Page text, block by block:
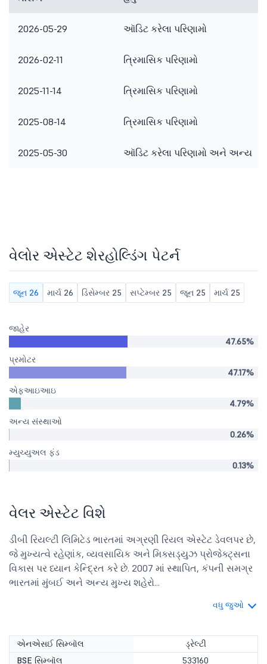
2026-05-29 ઑડિટ કરેલા પરિણામો
2026-02-11 ત્રિમાસિક પરિણામો
2025-11-14 ત્રિમાસિક પરિણામો
2025-08-14 ત્રિમાસિક પરિણામો
2025-05-30 ઑડિટ કરેલા પરિણામો અને અન્ય
વેલોર એસ્ટેટ શેરહોલ્ડિંગ પેટર્ન
જૂન 26 માર્ચ 26 ડિસેમ્બર 25 સપ્ટેમ્બર 25 જૂન 25 માર્ચ 25
જાહેર
47.65%
પ્રમોટર
47.17%
એફઆઇઆઇ
4.79%
અન્ય સંસ્થાઓ
0.26%
મ્યુચ્યુઅલ ફંડ
0.13%
વેલર એસ્ટેટ વિશે
ડીબી રિયલ્ટી લિમિટેડ ભારતમાં અગ્રણી રિયલ એસ્ટેટ ડેવલપર છે,
જે મુખ્યત્વે રહેણાંક, વ્યવસાયિક અને મિક્સડ્યુઝ પ્રોજેક્ટ્સના
વિકાસ પર ધ્યાન કેન્દ્રિત કરે છે. 2007 માં સ્થાપિત, કંપની સમગ્ર
ભારતમાં મુંબઈ અને અન્ય મુખ્ય શહેરો...
વધુ જુઓ
એનએસઈ સિમ્બૉલ
ડ્રેલ્ટી
BSE સિમ્બૉલ
533160